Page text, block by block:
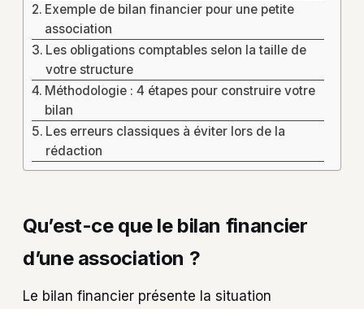
Exemple de bilan financier pour une petite
association
Les obligations comptables selon la taille de
votre structure
Méthodologie : 4 étapes pour construire votre
bilan
Les erreurs classiques à éviter lors de la
rédaction
Qu’est-ce que le bilan financier
d’une association ?
Le bilan financier présente la situation